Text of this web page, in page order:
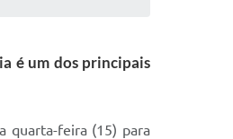
é um dos principais
quarta-feira (15) para